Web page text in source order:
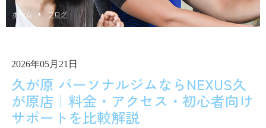
ホーム ブログ
2026年05月21日
久が原 パーソナルジムならNEXUS久
が原店｜料金・アクセス・初心者向け
サポートを比較解説